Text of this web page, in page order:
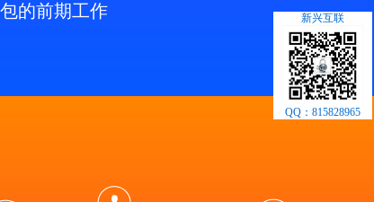
的前期工作
新兴互联
QQ：815828965